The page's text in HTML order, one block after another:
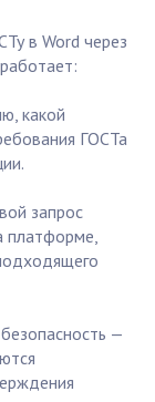
в Word через
какой
ГОСТа
запрос
платформе,
—